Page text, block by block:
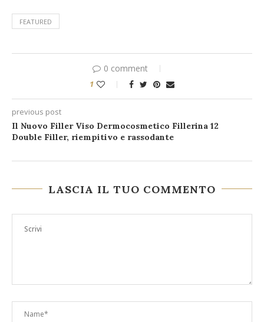
FEATURED
0 comment
1
previous post
Il Nuovo Filler Viso Dermocosmetico Fillerina 12
Double Filler, riempitivo e rassodante
LASCIA IL TUO COMMENTO